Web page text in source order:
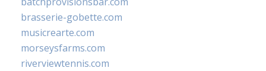
brasserie-gobette.com
musicrearte.com
morseysfarms.com
riverviewtennis.com